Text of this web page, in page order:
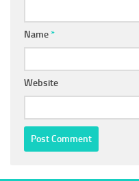
Name*
Website